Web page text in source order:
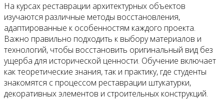
На курсах реставрации архитектурных объектов
изучаются различные методы восстановления,
адаптированные к особенностям каждого проекта.
Важно правильно подходить к выбору материалов и
технологий, чтобы восстановить оригинальный вид без
ущерба для исторической ценности. Обучение включает
как теоретические знания, так и практику, где студенты
знакомятся с процессом реставрации штукатурки,
декоративных элементов и строительных конструкций.